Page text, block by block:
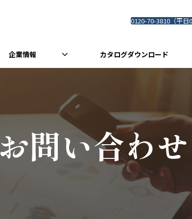
0120-70-3810（平日
企業情報 カタログダウンロード
お問い合わせ